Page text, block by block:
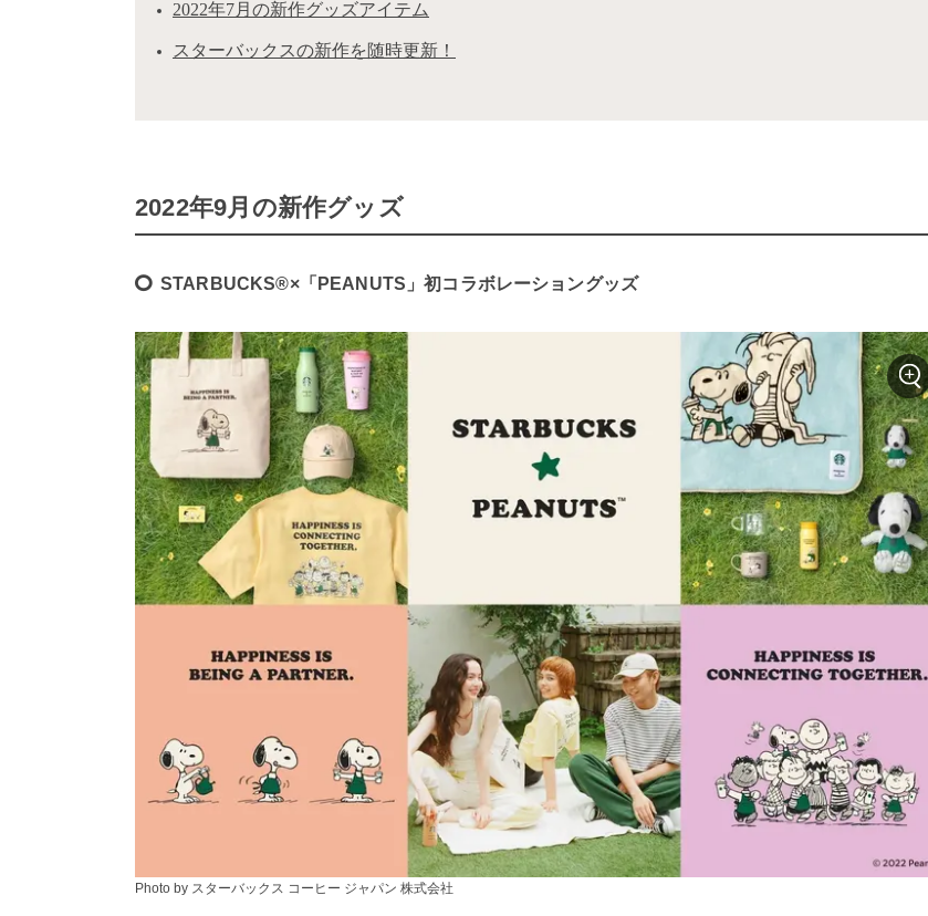
2022年7月の新作グッズアイテム
スターバックスの新作を随時更新！
2022年9月の新作グッズ
STARBUCKS®×「PEANUTS」初コラボレーショングッズ
Photo by スターバックス コーヒー ジャパン 株式会社